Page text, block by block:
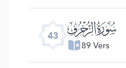
43 ﯘ
89 Vers